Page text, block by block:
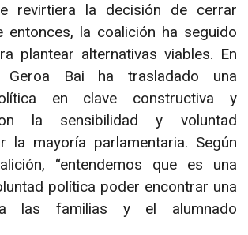
revirtiera la decisión de cerrar
entonces, la coalición ha seguido
plantear alternativas viables. En
Geroa Bai ha trasladado una
en clave constructiva y
la sensibilidad y voluntad
la mayoría parlamentaria. Según
“entendemos que es una
política poder encontrar una
las familias y el alumnado